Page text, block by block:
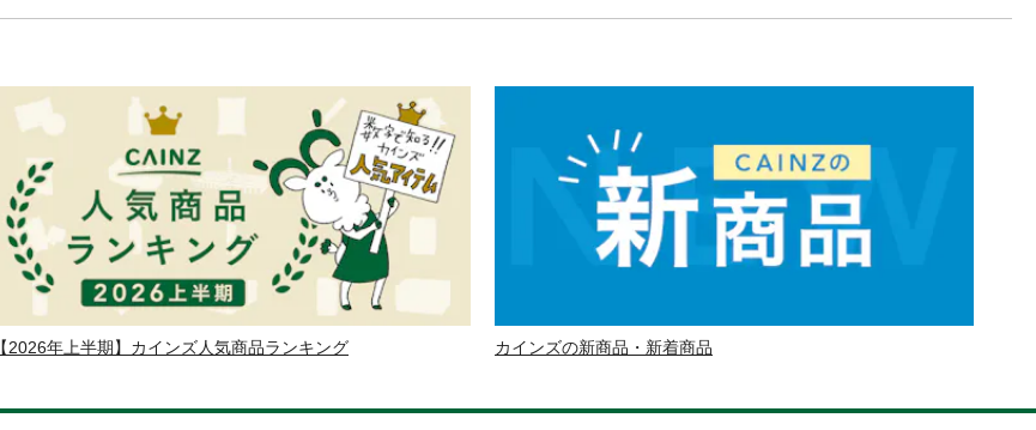
【2026年上半期】カインズ人気商品ランキング カインズの新商品・新着商品